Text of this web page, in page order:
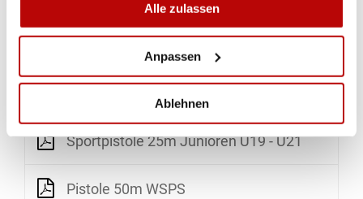
Alle zulassen
Anpassen
Ablehnen
Sportpistole 25m Junioren U19 - U21
Pistole 50m WSPS